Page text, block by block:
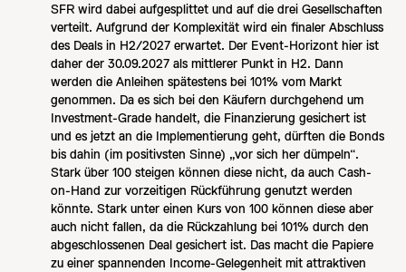
SFR wird dabei aufgesplittet und auf die drei Gesellschaften
verteilt. Aufgrund der Komplexität wird ein finaler Abschluss
des Deals in H2/2027 erwartet. Der Event-Horizont hier ist
daher der 30.09.2027 als mittlerer Punkt in H2. Dann
werden die Anleihen spätestens bei 101% vom Markt
genommen. Da es sich bei den Käufern durchgehend um
Investment-Grade handelt, die Finanzierung gesichert ist
und es jetzt an die Implementierung geht, dürften die Bonds
bis dahin (im positivsten Sinne) „vor sich her dümpeln“.
Stark über 100 steigen können diese nicht, da auch Cash-
on-Hand zur vorzeitigen Rückführung genutzt werden
könnte. Stark unter einen Kurs von 100 können diese aber
auch nicht fallen, da die Rückzahlung bei 101% durch den
abgeschlossenen Deal gesichert ist. Das macht die Papiere
zu einer spannenden Income-Gelegenheit mit attraktiven